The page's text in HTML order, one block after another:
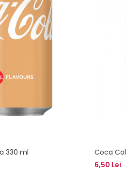
330 ml
Coca
6,50 Lei